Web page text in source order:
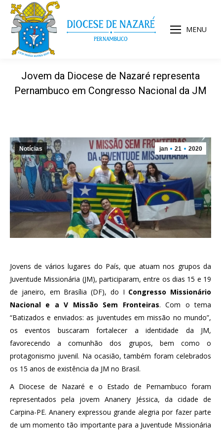
MENU
Jovem da Diocese de Nazaré representa
Pernambuco em Congresso Nacional da JM
jan 21 2020
Notícias
Jovens de vários lugares do País, que atuam nos grupos da
Juventude Missionária (JM), participaram, entre os dias 15 e 19
de janeiro, em Brasília (DF), do I Congresso Missionário
Nacional e a V Missão Sem Fronteiras. Com o tema
“Batizados e enviados: as juventudes em missão no mundo”,
os eventos buscaram fortalecer a identidade da JM,
favorecendo a comunhão dos grupos, bem como o
protagonismo juvenil. Na ocasião, também foram celebrados
os 15 anos de existência da JM no Brasil.
A Diocese de Nazaré e o Estado de Pernambuco foram
representados pela jovem Ananery Jéssica, da cidade de
Carpina-PE. Ananery expressou grande alegria por fazer parte
de um momento tão importante para a Juventude Missionária